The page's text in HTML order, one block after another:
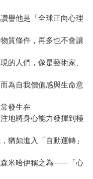
譽他是「全球正向心理
質條件，再多也不會讓
的人們，像是藝術家、
為自我價值感與生命意
發生在
地將身心能力發揮到極
猶如進入「自動運轉」
森米哈伊稱之為——「心